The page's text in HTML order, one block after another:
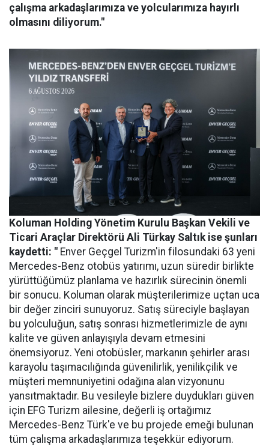
çalışma arkadaşlarımıza ve yolcularımıza hayırlı
olmasını diliyorum."
Koluman Holding Yönetim Kurulu Başkan Vekili ve
Ticari Araçlar Direktörü Ali Türkay Saltık ise şunları
kaydetti: " Enver Geçgel Turizm'in filosundaki 63 yeni
Mercedes-Benz otobüs yatırımı, uzun süredir birlikte
yürüttüğümüz planlama ve hazırlık sürecinin önemli
bir sonucu. Koluman olarak müşterilerimize uçtan uca
bir değer zinciri sunuyoruz. Satış süreciyle başlayan
bu yolculuğun, satış sonrası hizmetlerimizle de aynı
kalite ve güven anlayışıyla devam etmesini
önemsiyoruz. Yeni otobüsler, markanın şehirler arası
karayolu taşımacılığında güvenilirlik, yenilikçilik ve
müşteri memnuniyetini odağına alan vizyonunu
yansıtmaktadır. Bu vesileyle bizlere duydukları güven
için EFG Turizm ailesine, değerli iş ortağımız
Mercedes-Benz Türk'e ve bu projede emeği bulunan
tüm çalışma arkadaşlarımıza teşekkür ediyorum.